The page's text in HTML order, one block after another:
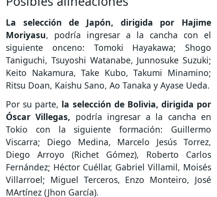
La selección de Japón, dirigida por Hajime
Moriyasu, podría ingresar a la cancha con el
siguiente onceno: Tomoki Hayakawa; Shogo
Taniguchi, Tsuyoshi Watanabe, Junnosuke Suzuki;
Keito Nakamura, Take Kubo, Takumi Minamino;
Ritsu Doan, Kaishu Sano, Ao Tanaka y Ayase Ueda.
Por su parte, la selección de Bolivia, dirigida por
Óscar Villegas, podría ingresar a la cancha en
Tokio con la siguiente formación: Guillermo
Viscarra; Diego Medina, Marcelo Jesús Torrez,
Diego Arroyo (Richet Gómez), Roberto Carlos
Fernández; Héctor Cuéllar, Gabriel Villamil, Moisés
Villarroel; Miguel Terceros, Enzo Monteiro, José
MArtínez (Jhon García).